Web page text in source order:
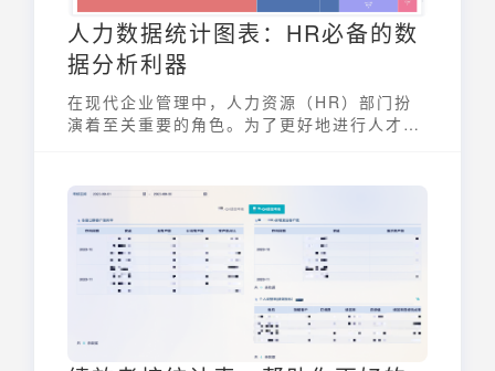
人力数据统计图表：HR必备的数
据分析利器
在现代企业管理中，人力资源（HR）部门扮
演着至关重要的角色。为了更好地进行人才管
正是 HR 必备的数据分析利器，它能将复杂的
人力资源数据转化为直观易懂的图表，帮助
HR 快速洞察趋势、发现问题，并做出明智的
决策。